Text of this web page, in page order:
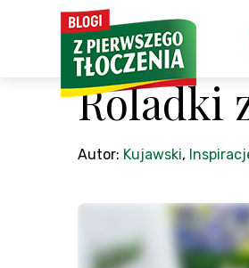
Roladki
Autor: Kujawski,